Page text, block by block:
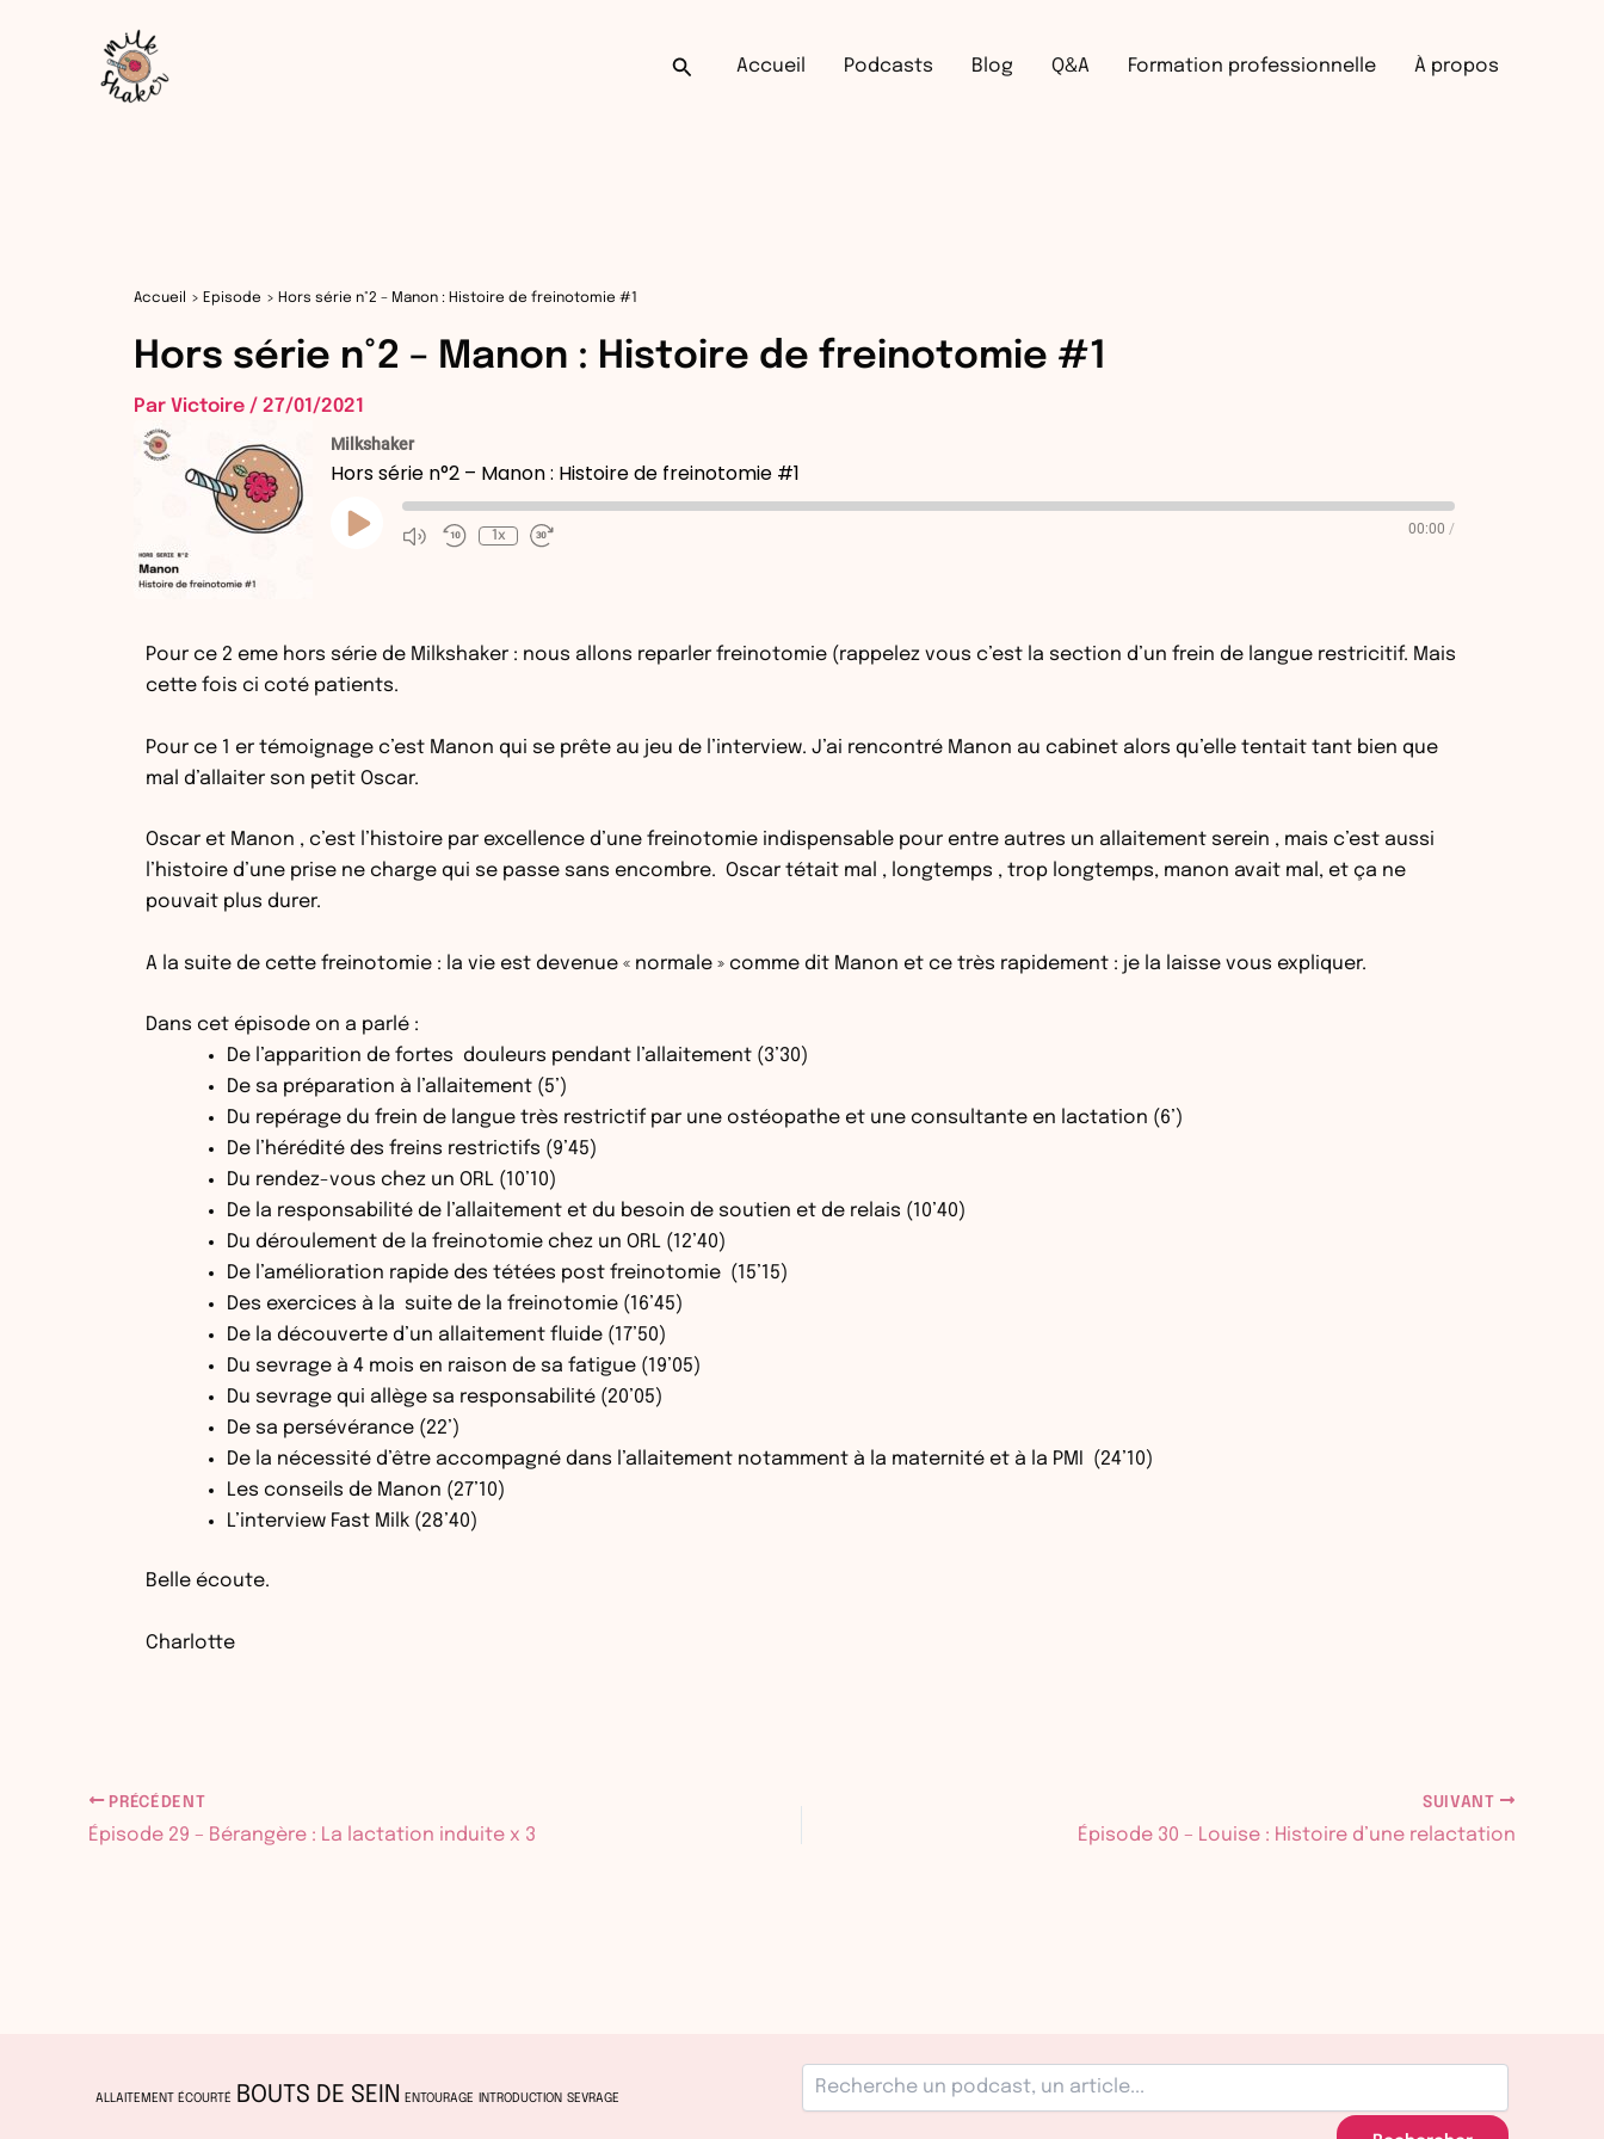
Rechercher
Accueil Podcasts Blog Q&A Formation professionnelle À propos
Accueil Episode Hors série n°2 – Manon : Histoire de freinotomie #1
Hors série n°2 – Manon : Histoire de freinotomie #1
Par Victoire / 27/01/2021
Milkshaker
Hors série n°2 – Manon : Histoire de freinotomie #1
Episode
1x 00:00 /
Pour ce 2 eme hors série de Milkshaker : nous allons reparler freinotomie (rappelez vous c’est la section d’un frein de langue restricitif. Mais
cette fois ci coté patients.
Pour ce 1 er témoignage c’est Manon qui se prête au jeu de l’interview. J’ai rencontré Manon au cabinet alors qu’elle tentait tant bien que
mal d’allaiter son petit Oscar.
Oscar et Manon , c’est l’histoire par excellence d’une freinotomie indispensable pour entre autres un allaitement serein , mais c’est aussi
l’histoire d’une prise ne charge qui se passe sans encombre. Oscar tétait mal , longtemps , trop longtemps, manon avait mal, et ça ne
pouvait plus durer.
A la suite de cette freinotomie : la vie est devenue « normale » comme dit Manon et ce très rapidement : je la laisse vous expliquer.
Dans cet épisode on a parlé :
De l’apparition de fortes douleurs pendant l’allaitement (3’30)
De sa préparation à l’allaitement (5’)
Du repérage du frein de langue très restrictif par une ostéopathe et une consultante en lactation (6’)
De l’hérédité des freins restrictifs (9’45)
Du rendez-vous chez un ORL (10’10)
De la responsabilité de l’allaitement et du besoin de soutien et de relais (10’40)
Du déroulement de la freinotomie chez un ORL (12’40)
De l’amélioration rapide des tétées post freinotomie (15’15)
Des exercices à la suite de la freinotomie (16’45)
De la découverte d’un allaitement fluide (17’50)
Du sevrage à 4 mois en raison de sa fatigue (19’05)
Du sevrage qui allège sa responsabilité (20’05)
De sa persévérance (22’)
De la nécessité d’être accompagné dans l’allaitement notamment à la maternité et à la PMI (24’10)
Les conseils de Manon (27’10)
L’interview Fast Milk (28’40)
Belle écoute.
Charlotte
PRÉCÉDENT
Épisode 29 – Bérangère : La lactation induite x 3
SUIVANT
Épisode 30 – Louise : Histoire d’une relactation
ALLAITEMENT ÉCOURTÉ BOUTS DE SEIN ENTOURAGE INTRODUCTION SEVRAGE